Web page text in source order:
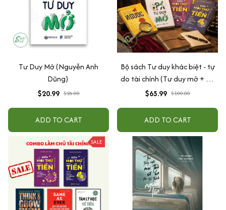
Tư Duy Mở (Nguyễn Anh
Dũng)
$20.99 $26.00
ADD TO CART
Bộ sách Tư duy khác biệt - tự
do tài chính (Tư duy mở + Tư
duy ngược + Biến mọi thứ
$65.99 $100.00
ADD TO CART
SALE